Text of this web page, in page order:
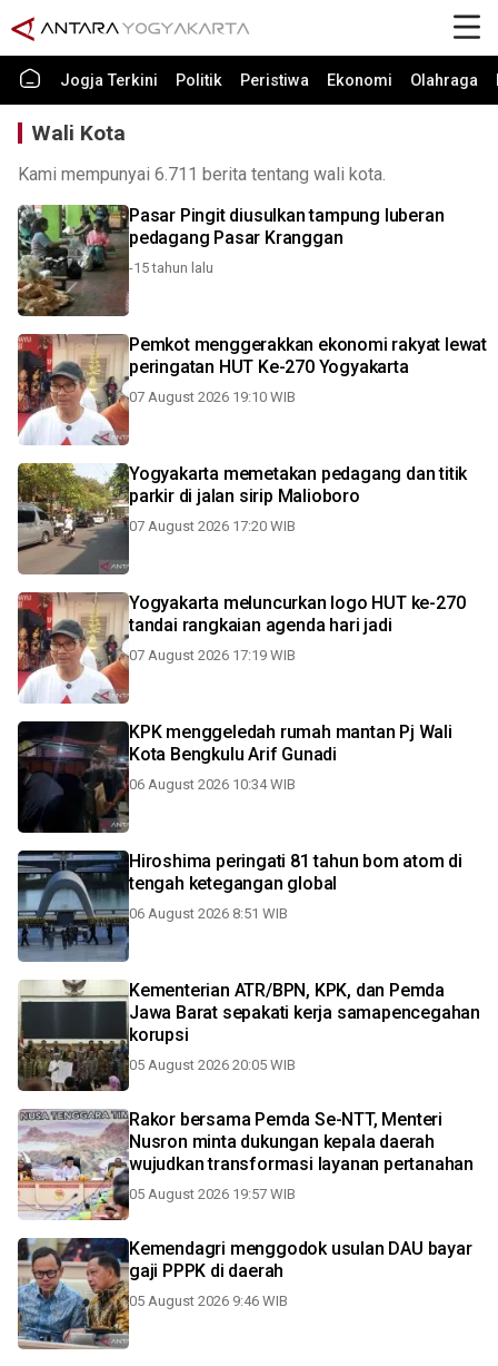
Jogja Terkini Politik Peristiwa Ekonomi Olahraga
Wali Kota
Kami mempunyai 6.711 berita tentang wali kota.
Pasar Pingit diusulkan tampung luberan
pedagang Pasar Kranggan
-15 tahun lalu
Pemkot menggerakkan ekonomi rakyat lewat
peringatan HUT Ke-270 Yogyakarta
07 August 2026 19:10 WIB
Yogyakarta memetakan pedagang dan titik
parkir di jalan sirip Malioboro
07 August 2026 17:20 WIB
Yogyakarta meluncurkan logo HUT ke-270
tandai rangkaian agenda hari jadi
07 August 2026 17:19 WIB
KPK menggeledah rumah mantan Pj Wali
Kota Bengkulu Arif Gunadi
06 August 2026 10:34 WIB
Hiroshima peringati 81 tahun bom atom di
tengah ketegangan global
06 August 2026 8:51 WIB
Kementerian ATR/BPN, KPK, dan Pemda
Jawa Barat sepakati kerja samapencegahan
korupsi
05 August 2026 20:05 WIB
Rakor bersama Pemda Se-NTT, Menteri
Nusron minta dukungan kepala daerah
wujudkan transformasi layanan pertanahan
05 August 2026 19:57 WIB
Kemendagri menggodok usulan DAU bayar
gaji PPPK di daerah
05 August 2026 9:46 WIB